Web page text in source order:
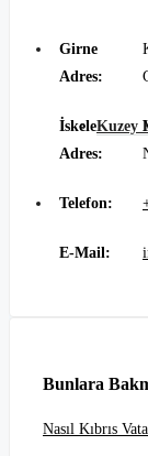
Blog
Kuzey
İletişim
Girne
Adres:
İskele
Adres:
Telefon:
E-Mail:
Bunlara
Nasıl Kıbrıs